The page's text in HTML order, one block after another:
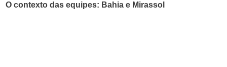
O contexto das equipes: Bahia e Mirassol